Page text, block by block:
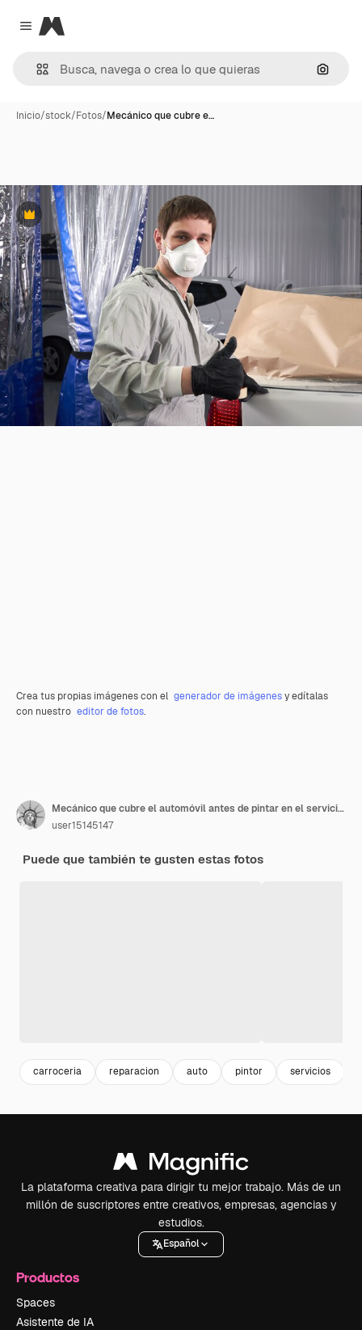
Close menu
Magnific
Inicio/stock/Fotos/Mecánico que cubre e…
Premium
Crea tus propias imágenes con el generador de imágenesy edítalas
con nuestro editor de fotos.
Mecánico que cubre el automóvil antes de pintar en el servicio de reparación de automóviles
user15145147
Puede que también te gusten estas fotos
carroceria reparacion auto pintor servicios
La plataforma creativa para dirigir tu mejor trabajo. Más de un
millón de suscriptores entre creativos, empresas, agencias y
estudios.
Español
Productos
Spaces
Asistente de IA